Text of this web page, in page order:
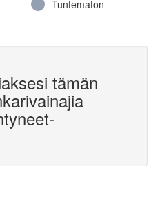
(Jatkosota)
Linnoituspatteristo 3,
35. patteri (Jatkosota)
Linnoituspataljoona 4,
1. komppania (Jatkosota)
Tuntematon
tämän